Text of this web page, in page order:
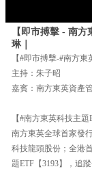
【即市搏擊 - 南
琳｜
【#即市搏擊-#南方東
主持：朱子昭
嘉賓：南方東英資產
【#南方東英科技主題
南方東英全球首家發
科技龍頭股份；全港
題ETF【3193】，追